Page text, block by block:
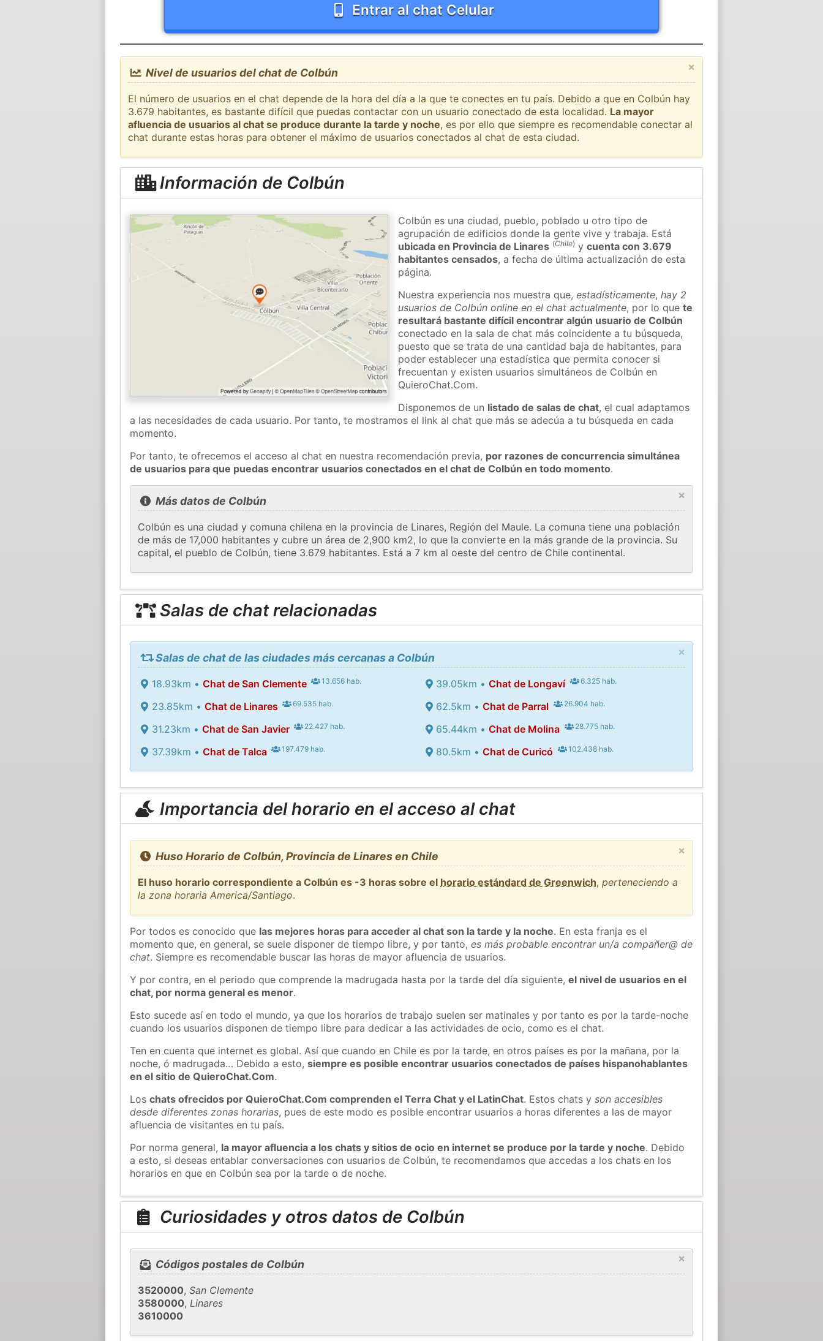
Entrar al chat Celular
×
Nivel de usuarios del chat de Colbún
El número de usuarios en el chat depende de la hora del día a la que te conectes en tu país. Debido a que en Colbún hay
3.679 habitantes, es bastante difícil que puedas contactar con un usuario conectado de esta localidad. La mayor
afluencia de usuarios al chat se produce durante la tarde y noche, es por ello que siempre es recomendable conectar al
chat durante estas horas para obtener el máximo de usuarios conectados al chat de esta ciudad.
Información de Colbún
Colbún es una ciudad, pueblo, poblado u otro tipo de
agrupación de edificios donde la gente vive y trabaja. Está
ubicada en Provincia de Linares (Chile) ycuenta con 3.679
habitantes censados, a fecha de última actualización de esta
página.
Nuestra experiencia nos muestra que,estadísticamente,hay 2
usuarios de Colbún online en el chat actualmente, por lo quete
resultará bastante difícil encontrar algún usuario de Colbún
conectado en la sala de chat más coincidente a tu búsqueda,
puesto que se trata de una cantidad baja de habitantes, para
poder establecer una estadística que permita conocer si
frecuentan y existen usuarios simultáneos de Colbún en
QuieroChat.Com.
Disponemos de un listado de salas de chat, el cual adaptamos
a las necesidades de cada usuario. Por tanto, te mostramos el link al chat que más se adecúa a tu búsqueda en cada
momento.
Por tanto, te ofrecemos el acceso al chat en nuestra recomendación previa, por razones de concurrencia simultánea
de usuarios para que puedas encontrar usuarios conectados en el chat de Colbún en todo momento.
×
Más datos de Colbún
Colbún es una ciudad y comuna chilena en la provincia de Linares, Región del Maule. La comuna tiene una población
de más de 17,000 habitantes y cubre un área de 2,900 km2, lo que la convierte en la más grande de la provincia. Su
capital, el pueblo de Colbún, tiene 3.679 habitantes. Está a 7 km al oeste del centro de Chile continental.
Salas de chat relacionadas
×
Salas de chat de las ciudades más cercanas a Colbún
18.93km • Chat de San Clemente 13.656 hab.
23.85km • Chat de Linares 69.535 hab.
31.23km • Chat de San Javier 22.427 hab.
37.39km • Chat de Talca 197.479 hab.
39.05km •Chat de Longaví 6.325 hab.
62.5km •Chat de Parral 26.904 hab.
65.44km •Chat de Molina 28.775 hab.
80.5km •Chat de Curicó 102.438 hab.
Importancia del horario en el acceso al chat
×
Huso Horario de Colbún, Provincia de Linares en Chile
El huso horario correspondiente a Colbún es -3 horas sobre el horario estándard de Greenwich,perteneciendo a
la zona horaria America/Santiago.
Por todos es conocido que las mejores horas para acceder al chat son la tarde y la noche. En esta franja es el
momento que, en general, se suele disponer de tiempo libre, y por tanto,es más probable encontrar un/a compañer@ de
chat. Siempre es recomendable buscar las horas de mayor afluencia de usuarios.
Y por contra, en el periodo que comprende la madrugada hasta por la tarde del día siguiente,el nivel de usuarios en el
chat, por norma general es menor.
Esto sucede así en todo el mundo, ya que los horarios de trabajo suelen ser matinales y por tanto es por la tarde-noche
cuando los usuarios disponen de tiempo libre para dedicar a las actividades de ocio, como es el chat.
Ten en cuenta que internet es global. Así que cuando en Chile es por la tarde, en otros países es por la mañana, por la
noche, ó madrugada… Debido a esto,siempre es posible encontrar usuarios conectados de países hispanohablantes
en el sitio de QuieroChat.Com.
Loschats ofrecidos por QuieroChat.Com comprenden el Terra Chat y el LatinChat. Estos chats yson accesibles
desde diferentes zonas horarias, pues de este modo es posible encontrar usuarios a horas diferentes a las de mayor
afluencia de visitantes en tu país.
Por norma general, la mayor afluencia a los chats y sitios de ocio en internet se produce por la tarde y noche. Debido
a esto, si deseas entablar conversaciones con usuarios de Colbún, te recomendamos que accedas a los chats en los
horarios en que en Colbún sea por la tarde o de noche.
Curiosidades y otros datos de Colbún
×
Códigos postales de Colbún
3520000,San Clemente
3580000,Linares
3610000